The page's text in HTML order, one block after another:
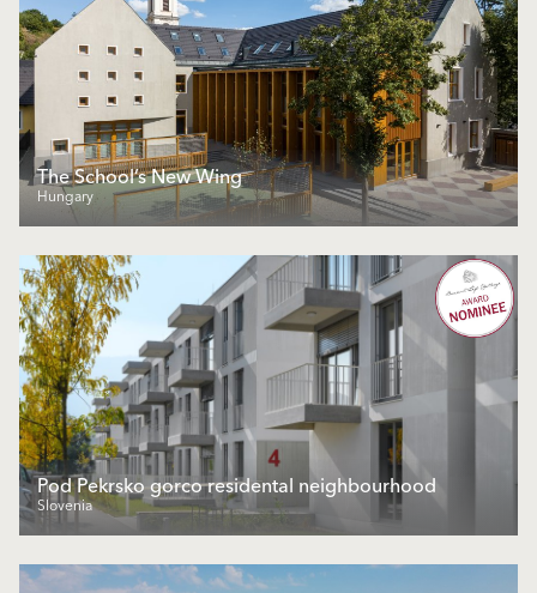
The School’s New Wing
Hungary
Pod Pekrsko gorco residental neighbourhood
Slovenia